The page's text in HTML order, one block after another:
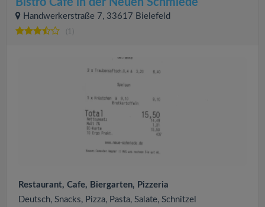
Bistro Café in der Neuen Schmiede
Handwerkerstraße 7, 33617 Bielefeld
(1)
Restaurant, Cafe, Biergarten, Pizzeria
Deutsch, Snacks, Pizza, Pasta, Salate, Schnitzel